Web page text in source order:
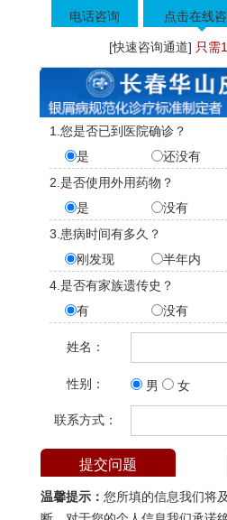
电话咨询 点击在线
[快速咨询通道] 只需
1.您是否已到医院确诊？
是
还没有
2.是否使用外用药物？
是
没有
3.患病时间有多久？
刚发现
半年内
4.是否有家族遗传史？
有
没有
姓名：
性别： 男 女
联系方式：
温馨提示： 您所填的信息我们将